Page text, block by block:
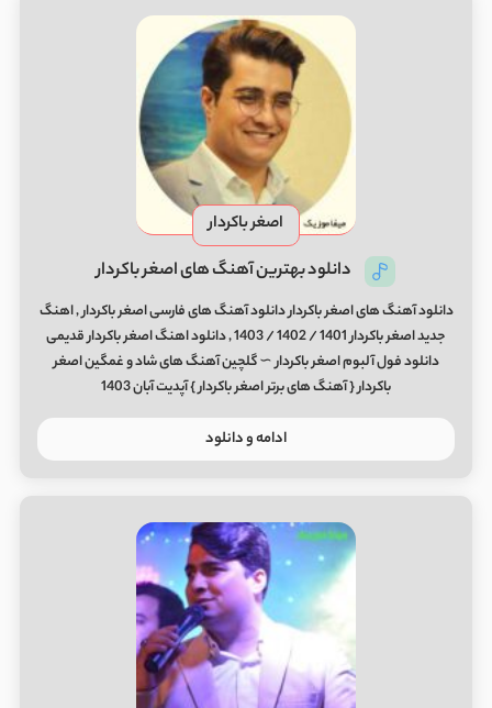
اصغر باکردار
دانلود بهترین آهنگ های اصغر باکردار
دانلود آهنگ های اصغر باکردار دانلود آهنگ های فارسی اصغر باکردار , اهنگ
جدید اصغر باکردار 1401 / 1402 / 1403 , دانلود اهنگ اصغر باکردار قدیمی
دانلود فول آلبوم اصغر باکردار ∼ گلچین آهنگ های شاد و غمگین اصغر
باکردار { آهنگ های برتر اصغر باکردار } آپدیت آبان 1403
ادامه و دانلود